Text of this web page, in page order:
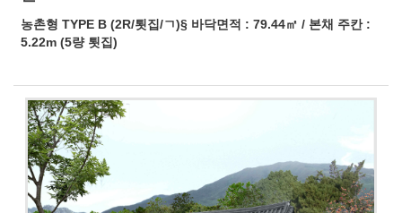
농촌형 TYPE B (2R/툇집/ㄱ)§ 바닥면적 : 79.44㎡ / 본채 주칸 :
5.22m (5량 툇집)